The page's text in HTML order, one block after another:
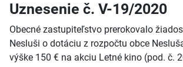
Uznesenie č. V-19/2020
Obecné zastupiteľstvo prerokovalo
Nesluši o dotáciu z rozpočtu obce
výške 150 € na akciu Letné kino (pod. č.